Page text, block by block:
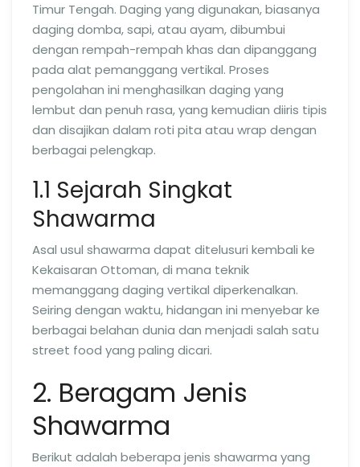
Timur Tengah. Daging yang digunakan, biasanya
daging domba, sapi, atau ayam, dibumbui
dengan rempah-rempah khas dan dipanggang
pada alat pemanggang vertikal. Proses
pengolahan ini menghasilkan daging yang
lembut dan penuh rasa, yang kemudian diiris tipis
dan disajikan dalam roti pita atau wrap dengan
berbagai pelengkap.
1.1 Sejarah Singkat
Shawarma
Asal usul shawarma dapat ditelusuri kembali ke
Kekaisaran Ottoman, di mana teknik
memanggang daging vertikal diperkenalkan.
Seiring dengan waktu, hidangan ini menyebar ke
berbagai belahan dunia dan menjadi salah satu
street food yang paling dicari.
2. Beragam Jenis
Shawarma
Berikut adalah beberapa jenis shawarma yang